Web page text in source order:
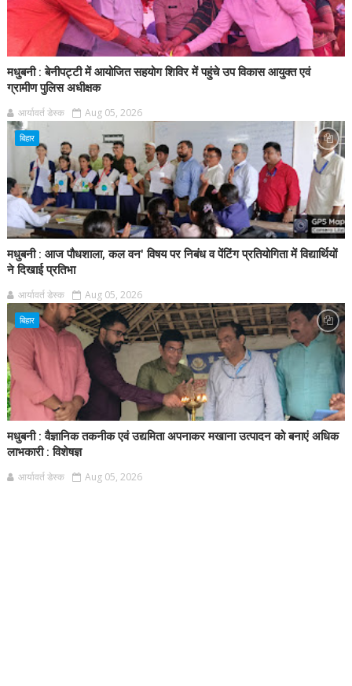
मधुबनी : बेनीपट्टी में आयोजित सहयोग शिविर में पहुंचे उप विकास आयुक्त एवं
ग्रामीण पुलिस अधीक्षक
आर्यावर्त डेस्क Aug 05, 2026
बिहार
मधुबनी : आज पौधशाला, कल वन' विषय पर निबंध व पेंटिंग प्रतियोगिता में विद्यार्थियों
ने दिखाई प्रतिभा
आर्यावर्त डेस्क Aug 05, 2026
बिहार
मधुबनी : वैज्ञानिक तकनीक एवं उद्यमिता अपनाकर मखाना उत्पादन को बनाएं अधिक
लाभकारी : विशेषज्ञ
आर्यावर्त डेस्क Aug 05, 2026